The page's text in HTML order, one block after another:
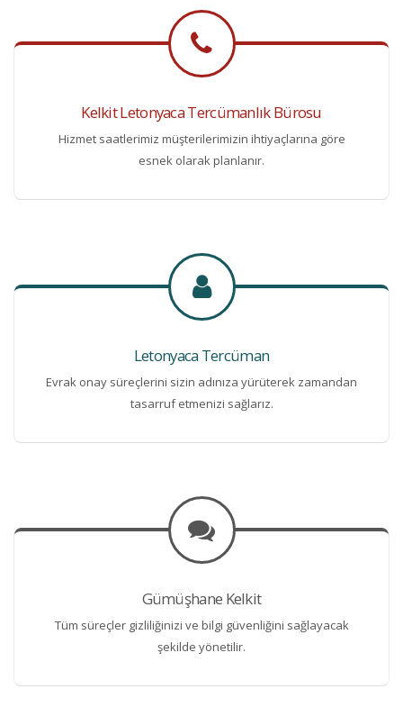
Kelkit Letonyaca Tercümanlık Bürosu
Hizmet saatlerimiz müşterilerimizin ihtiyaçlarına göre
esnek olarak planlanır.
Letonyaca Tercüman
Evrak onay süreçlerini sizin adınıza yürüterek zamandan
tasarruf etmenizi sağlarız.
Gümüşhane Kelkit
Tüm süreçler gizliliğinizi ve bilgi güvenliğini sağlayacak
şekilde yönetilir.